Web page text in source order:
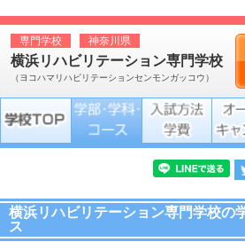
専門学校 神奈川県
横浜リハビリテーション専門学校
（ヨコハマリハビリテーションセンモンガッコウ）
横浜リハビリテーション専門学校の
ス